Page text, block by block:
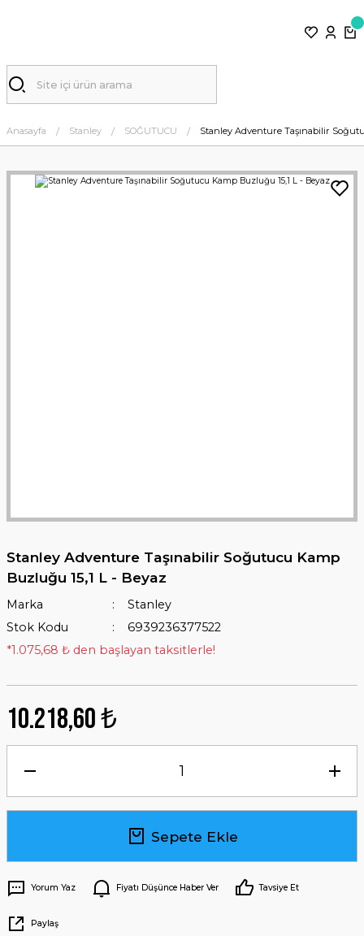
Anasayfa Stanley SOĞUTUCU Stanley Adventure Taşınabilir
Stanley Adventure Taşınabilir Soğutucu Kamp
Buzluğu 15,1 L - Beyaz
Marka
Stanley
Stok Kodu
6939236377522
*1.075,68 ₺ den başlayan taksitlerle!
10.218,60 ₺
Sepete Ekle
Yorum Yaz Fiyatı Düşünce Haber Ver Tavsiye Et
Paylaş